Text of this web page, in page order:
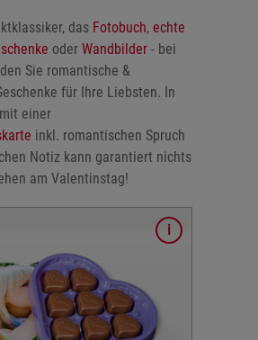
das Fotobuch, echte
oder Wandbilder - bei
Sie romantische &
für Ihre Liebsten. In
einer
inkl. romantischen Spruch
Notiz kann garantiert nichts
am Valentinstag!